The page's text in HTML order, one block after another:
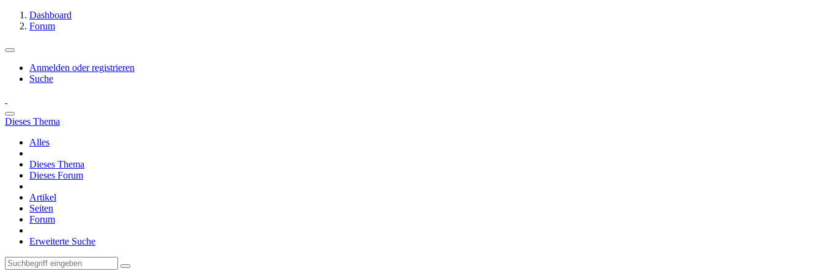
Dashboard
Forum
Anmelden oder registrieren
Suche
Dieses Thema
Alles
Dieses Thema
Dieses Forum
Artikel
Seiten
Forum
Erweiterte Suche